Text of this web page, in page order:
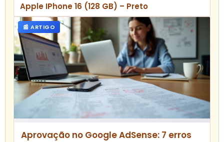
Apple IPhone 16 (128 GB) – Preto
📰 ARTIGO
Aprovação no Google AdSense: 7 erros